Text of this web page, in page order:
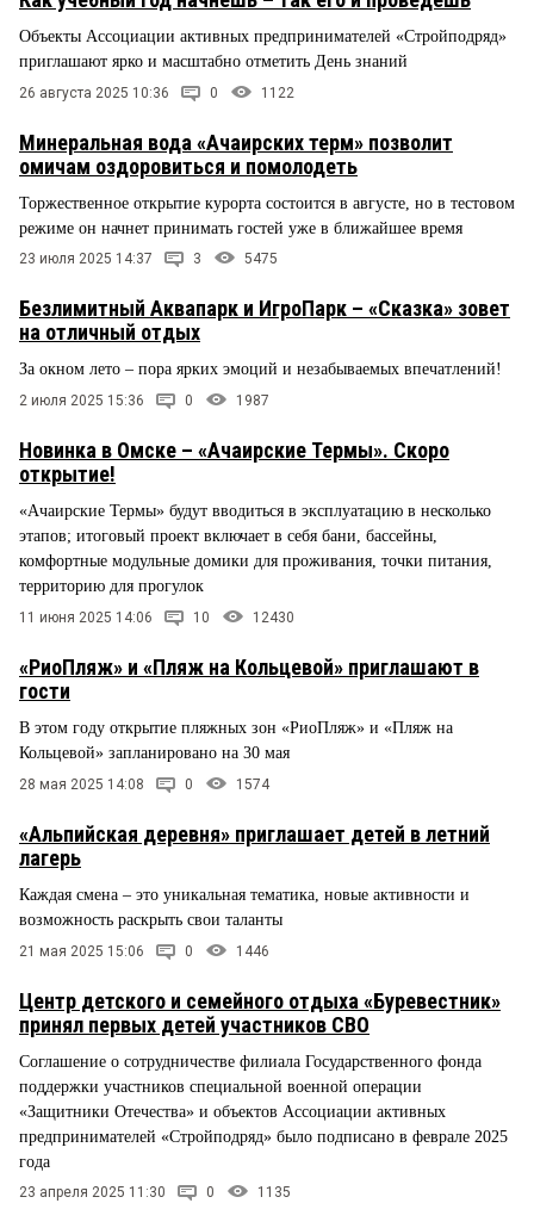
Объекты Ассоциации активных предпринимателей «Стройподряд»
приглашают ярко и масштабно отметить День знаний
26 августа 2025 10:36 0 1122
Минеральная вода «Ачаирских терм» позволит
омичам оздоровиться и помолодеть
Торжественное открытие курорта состоится в августе, но в тестовом
режиме он начнет принимать гостей уже в ближайшее время
23 июля 2025 14:37 3 5475
Безлимитный Аквапарк и ИгроПарк – «Сказка» зовет
на отличный отдых
За окном лето – пора ярких эмоций и незабываемых впечатлений!
2 июля 2025 15:36 0 1987
Новинка в Омске – «Ачаирские Термы». Скоро
открытие!
«Ачаирские Термы» будут вводиться в эксплуатацию в несколько
этапов; итоговый проект включает в себя бани, бассейны,
комфортные модульные домики для проживания, точки питания,
территорию для прогулок
11 июня 2025 14:06 10 12430
«РиоПляж» и «Пляж на Кольцевой» приглашают в
гости
В этом году открытие пляжных зон «РиоПляж» и «Пляж на
Кольцевой» запланировано на 30 мая
28 мая 2025 14:08 0 1574
«Альпийская деревня» приглашает детей в летний
лагерь
Каждая смена – это уникальная тематика, новые активности и
возможность раскрыть свои таланты
21 мая 2025 15:06 0 1446
Центр детского и семейного отдыха «Буревестник»
принял первых детей участников СВО
Соглашение о сотрудничестве филиала Государственного фонда
поддержки участников специальной военной операции
«Защитники Отечества» и объектов Ассоциации активных
предпринимателей «Стройподряд» было подписано в феврале 2025
года
23 апреля 2025 11:30 0 1135